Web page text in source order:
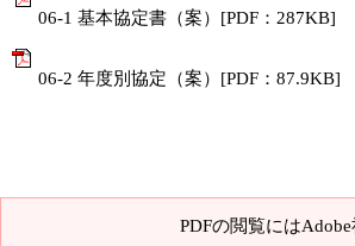
06-1 基本協定書（案）[PDF：287KB]
06-2 年度別協定（案）[PDF：87.9KB]
PDFの閲覧には